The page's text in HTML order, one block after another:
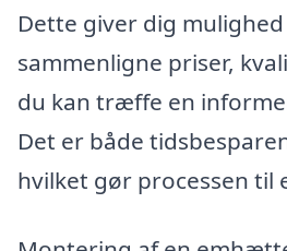
Dette giver dig
sammenligne priser,
du kan træffe en
Det er både
hvilket gør processen til